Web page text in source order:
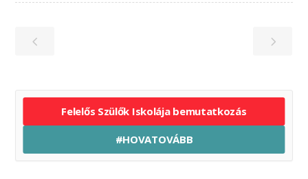
Felelős Szülők Iskolája bemutatkozás
#HOVATOVÁBB